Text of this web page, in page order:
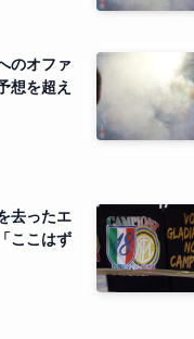
のオファ
想を超え
去ったエ
ここはず